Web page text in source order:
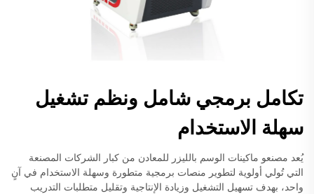
تكامل برمجي شامل ونظم تشغيل
سهلة الاستخدام
يُعد مصنعو ماكينات الوسم بالليزر للمعادن من كبار الشركات المصنعة
التي تُولي أولوية لتطوير منصات برمجية متطورة وسهلة الاستخدام في آنٍ
واحد، بهدف تسهيل التشغيل وزيادة الإنتاجية وتقليل متطلبات التدريب